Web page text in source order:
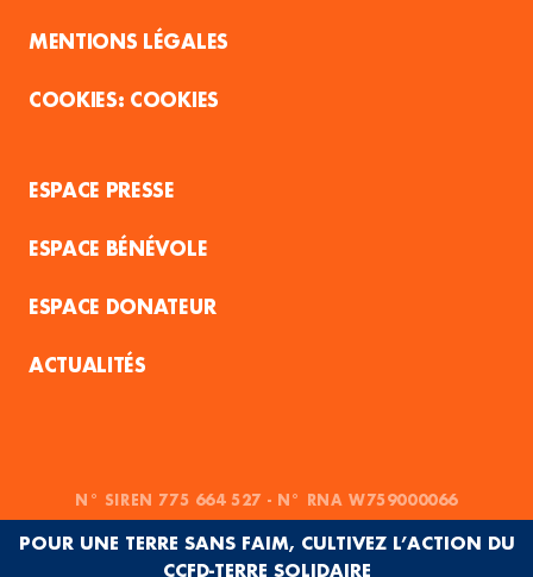
MENTIONS LÉGALES
COOKIES
ESPACE PRESSE
ESPACE BÉNÉVOLE
ESPACE DONATEUR
ACTUALITÉS
N° SIREN 775 664 527 - N° RNA W759000066
POUR UNE TERRE SANS FAIM, CULTIVEZ L’ACTION DU
CCFD-TERRE SOLIDAIRE